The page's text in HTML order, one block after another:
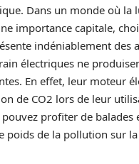
Dans un monde où la
importance capitale,
indéniablement des
électriques ne
En effet, leur moteur
de CO2 lors de leur
profiter de balades
poids de la pollution sur la